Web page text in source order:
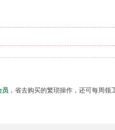
员 ，省去购买的繁琐操作，还可每周领